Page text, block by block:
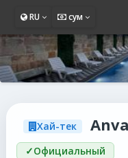
RU сум
Хай-тек
✓Официальный